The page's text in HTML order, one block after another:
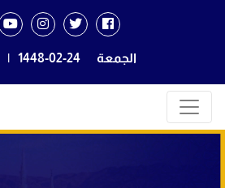
الجمعة 1448-02-24
|